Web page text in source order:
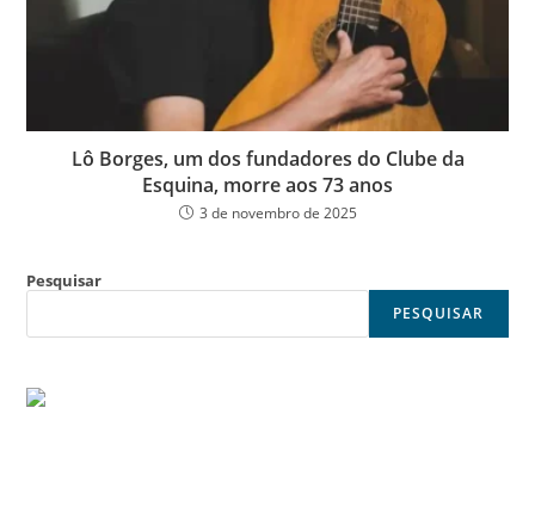
Lô Borges, um dos fundadores do Clube da
Esquina, morre aos 73 anos
3 de novembro de 2025
Pesquisar
PESQUISAR